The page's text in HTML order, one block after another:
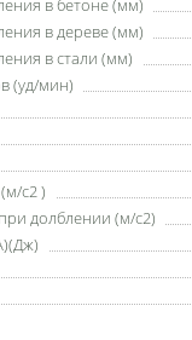
в бетоне (мм)
в дереве (мм)
в стали (мм)
(уд/мин)
c2 )
долблении (м/с2)